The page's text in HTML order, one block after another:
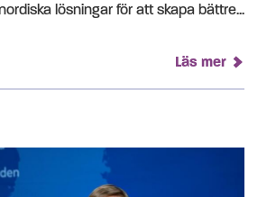
lösningar för att skapa bättre...
Läs mer